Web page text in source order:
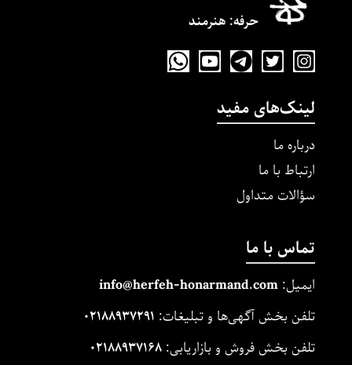
حرفه‌: هنرمند
لینک‌های مفید
درباره ما
ارتباط با ما
سؤالات متداول
تماس با ما
ایمیل: info@herfeh-honarmand.com
تلفن بخش آگهی‌ها و تبلیغات: ۰۲۱۸۸۹۳۷۲۹۱
تلفن بخش فروش و بازاریابی: ۰۲۱۸۸۹۳۷۱۶۸